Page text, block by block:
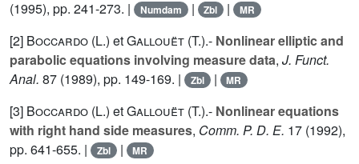
(1995), pp. 241-273. |
Numdam | Zbl | MR
[2] Boccardo (L.) etGallouët (T.).- Nonlinear elliptic and
parabolic equations involving measure data, J. Funct.
Anal. 87 (1989), pp. 149-169. | Zbl | MR
[3] Boccardo (L.) etGallouët (T.).- Nonlinear equations
with right hand side measures, Comm. P. D. E. 17 (1992),
pp. 641-655. |
Zbl | MR